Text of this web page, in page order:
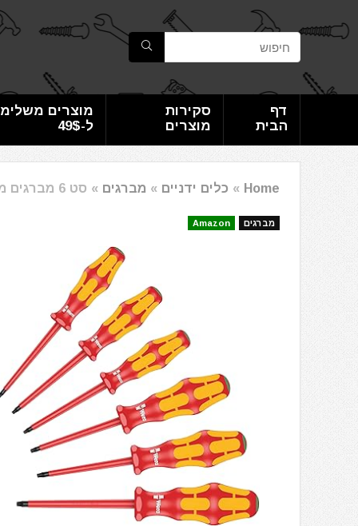
דף
הבית
סקירות
מוצרים
מוצרים
ל-49$
Home
» כלים ידניים » מברגים » סט 6 מברגים מבודדים WERA 167 i/6 Kraftform Plus Series 100
מברגים Amazon